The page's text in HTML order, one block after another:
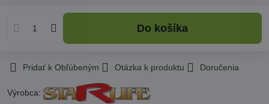
Do košíka
Pridať k Obľúbeným Otázka k produktu Doručenia
Výrobca: